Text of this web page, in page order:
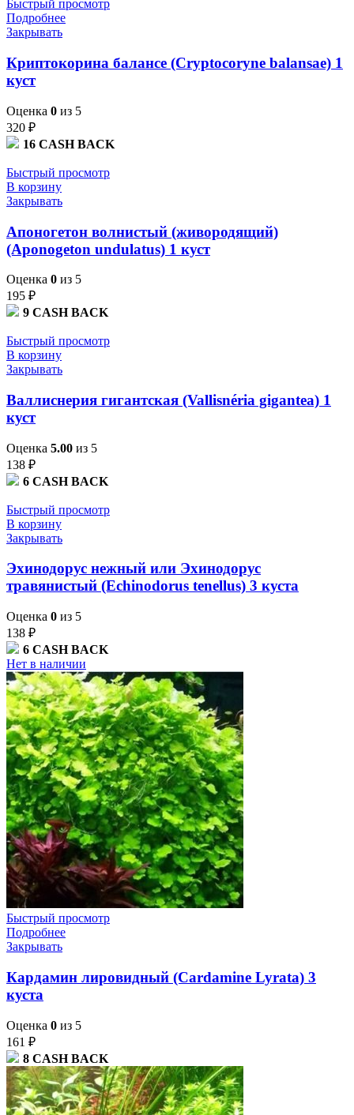
Быстрый просмотр
Подробнее
Закрывать
Криптокорина балансе (Cryptocoryne balansae) 1
куст
Оценка 0 из 5
320 ₽
16 CASH BACK
Быстрый просмотр
В корзину
Закрывать
Апоногетон волнистый (живородящий)
(Aponogeton undulatus) 1 куст
Оценка 0 из 5
195 ₽
9 CASH BACK
Быстрый просмотр
В корзину
Закрывать
Валлиснерия гигантская (Vallisnéria gigantea) 1
куст
Оценка 5.00 из 5
138 ₽
6 CASH BACK
Быстрый просмотр
В корзину
Закрывать
Эхинодорус нежный или Эхинодорус
травянистый (Echinodorus tenellus) 3 куста
Оценка 0 из 5
138 ₽
6 CASH BACK
Нет в наличии
Быстрый просмотр
Подробнее
Закрывать
Кардамин лировидный (Cardamine Lyrata) 3
куста
Оценка 0 из 5
161 ₽
8 CASH BACK